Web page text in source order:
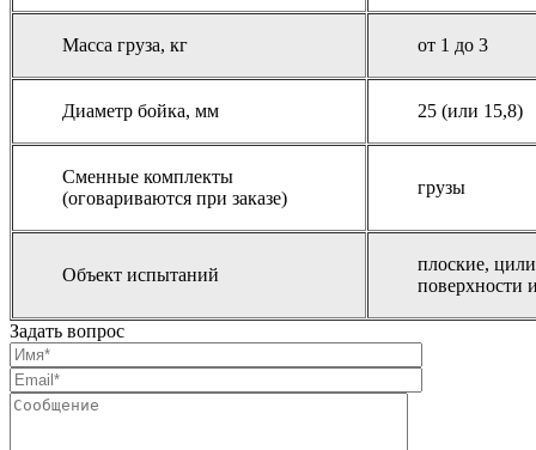
Масса груза, кг от 1 до 3
Диаметр бойка, мм 25 (или 15,8)
Сменные комплекты
(оговариваются при заказе)
грузы
Объект испытаний
плоские,
поверхности
Задать вопрос